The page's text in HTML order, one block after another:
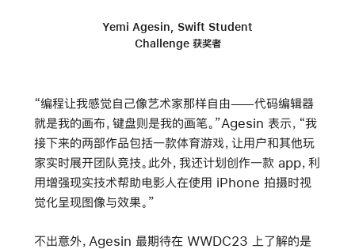
Yemi Agesin, Swift Student
Challenge 获奖者
“编程让我感觉自己像艺术家那样自由——代码编辑器
就是我的画布，键盘则是我的画笔。”Agesin 表示，“我
接下来的两部作品包括一款体育游戏，让用户和其他玩
家实时展开团队竞技。此外，我还计划创作一款 app，利
用增强现实技术帮助电影人在使用 iPhone 拍摄时视
觉化呈现图像与效果。”
不出意外，Agesin 最期待在 WWDC23 上了解的是